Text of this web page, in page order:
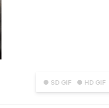
● SD GIF ● HD GIF